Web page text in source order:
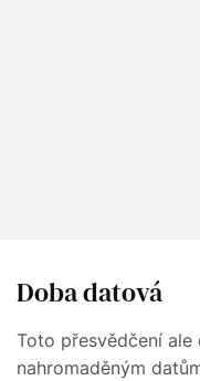
Doba datová
Toto přesvědčení
nahromaděným